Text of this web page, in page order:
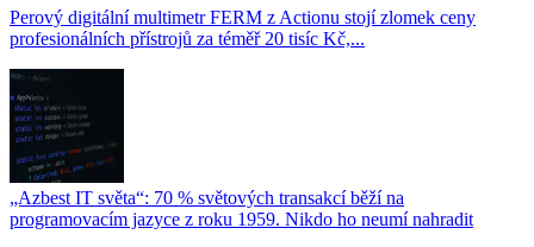
Perový digitální multimetr FERM z Actionu stojí zlomek ceny
profesionálních přístrojů za téměř 20 tisíc Kč,...
„Azbest IT světa“: 70 % světových transakcí běží na
programovacím jazyce z roku 1959. Nikdo ho neumí nahradit